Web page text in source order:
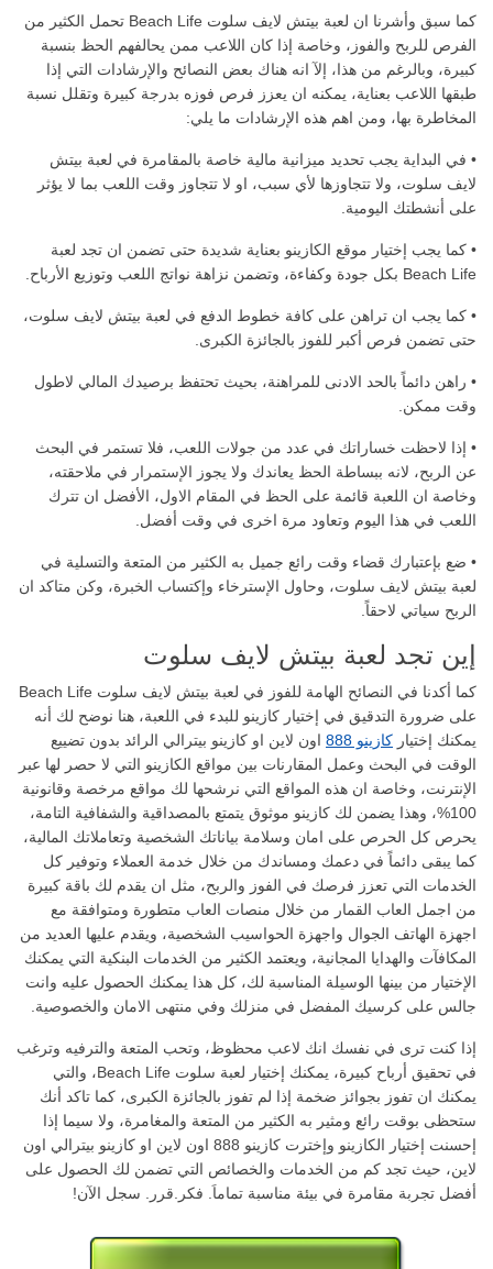
كما سبق وأشرنا ان لعبة بيتش لايف سلوت Beach Life تحمل الكثير من
الفرص للربح والفوز، وخاصة إذا كان اللاعب ممن يحالفهم الحظ بنسبة
كبيرة، وبالرغم من هذا، إلآ انه هناك بعض النصائح والإرشادات التي إذا
طبقها اللاعب بعناية، يمكنه ان يعزز فرص فوزه بدرجة كبيرة وتقلل نسبة
المخاطرة بها، ومن اهم هذه الإرشادات ما يلي:
• في البداية يجب تحديد ميزانية مالية خاصة بالمقامرة في لعبة بيتش
لايف سلوت، ولا تتجاوزها لأي سبب، او لا تتجاوز وقت اللعب بما لا يؤثر
على أنشطتك اليومية.
• كما يجب إختيار موقع الكازينو بعناية شديدة حتى تضمن ان تجد لعبة
Beach Life بكل جودة وكفاءة، وتضمن نزاهة نواتج اللعب وتوزيع الأرباح.
• كما يجب ان تراهن على كافة خطوط الدفع في لعبة بيتش لايف سلوت،
حتى تضمن فرص أكبر للفوز بالجائزة الكبرى.
• راهن دائماً بالحد الادنى للمراهنة، بحيث تحتفظ برصيدك المالي لاطول
وقت ممكن.
• إذا لاحظت خساراتك في عدد من جولات اللعب، فلا تستمر في البحث
عن الربح، لانه ببساطة الحظ يعاندك ولا يجوز الإستمرار في ملاحقته،
وخاصة ان اللعبة قائمة على الحظ في المقام الاول، الأفضل ان تترك
اللعب في هذا اليوم وتعاود مرة اخرى في وقت أفضل.
• ضع بإعتبارك قضاء وقت رائع جميل به الكثير من المتعة والتسلية في
لعبة بيتش لايف سلوت، وحاول الإسترخاء وإكتساب الخبرة، وكن متاكد ان
الربح سياتي لاحقاً.
إين تجد لعبة بيتش لايف سلوت
كما أكدنا في النصائح الهامة للفوز في لعبة بيتش لايف سلوت Beach Life
على ضرورة التدقيق في إختيار كازينو للبدء في اللعبة، هنا نوضح لك أنه
يمكنك إختيار كازينو 888
اون لاين او كازينو بيترالي الرائد بدون تضييع
الوقت في البحث وعمل المقارنات بين مواقع الكازينو التي لا حصر لها عبر
الإنترنت، وخاصة ان هذه المواقع التي نرشحها لك مواقع مرخصة وقانونية
100%، وهذا يضمن لك كازينو موثوق يتمتع بالمصداقية والشفافية التامة،
يحرص كل الحرص على امان وسلامة بياناتك الشخصية وتعاملاتك المالية،
كما يبقى دائماً في دعمك ومساندك من خلال خدمة العملاء وتوفير كل
الخدمات التي تعزز فرصك في الفوز والربح، مثل ان يقدم لك باقة كبيرة
من اجمل العاب القمار من خلال منصات العاب متطورة ومتوافقة مع
اجهزة الهاتف الجوال واجهزة الحواسيب الشخصية، ويقدم عليها العديد من
المكافآت والهدايا المجانية، ويعتمد الكثير من الخدمات البنكية التي يمكنك
الإختيار من بينها الوسيلة المناسبة لك، كل هذا يمكنك الحصول عليه وانت
جالس على كرسيك المفضل في منزلك وفي منتهى الامان والخصوصية.
إذا كنت ترى في نفسك انك لاعب محظوظ، وتحب المتعة والترفيه وترغب
في تحقيق أرباح كبيرة، يمكنك إختيار لعبة سلوت Beach Life، والتي
يمكنك ان تفوز بجوائز ضخمة إذا لم تفوز بالجائزة الكبرى، كما تاكد أنك
ستحظى بوقت رائع ومثير به الكثير من المتعة والمغامرة، ولا سيما إذا
إحسنت إختيار الكازينو وإخترت كازينو 888 اون لاين او كازينو بيترالي اون
لاين، حيث تجد كم من الخدمات والخصائص التي تضمن لك الحصول على
أفضل تجربة مقامرة في بيئة مناسبة تماماَ. فكر.قرر. سجل الآن!